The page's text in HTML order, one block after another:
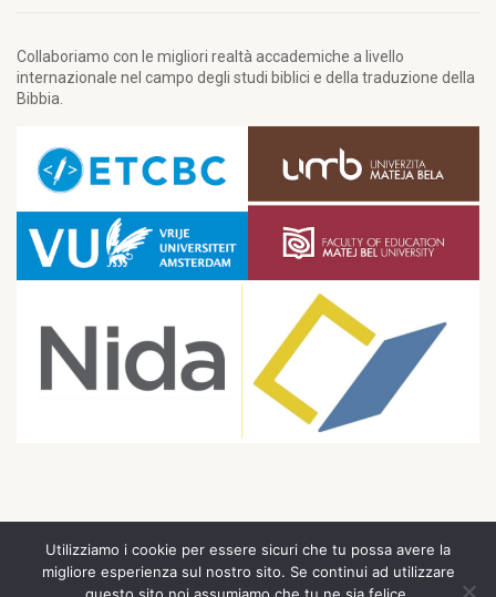
Collaboriamo con le migliori realtà accademiche a livello
internazionale nel campo degli studi biblici e della traduzione della
Bibbia.
© 2026 The Swiss Institute of Research in Biblical Studies. All Rights
Reserved
Utilizziamo i cookie per essere sicuri che tu possa avere la
migliore esperienza sul nostro sito. Se continui ad utilizzare